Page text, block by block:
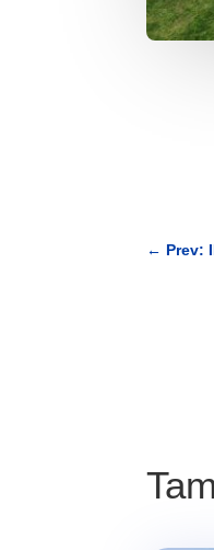
← Prev: